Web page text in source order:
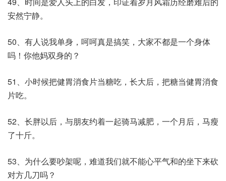
安然宁静。
50、有人说我单身，呵呵真是搞笑，大家不都是一个身体
吗！你他妈双身的？
51、小时候把健胃消食片当糖吃，长大后，把糖当健胃消食
片吃。
52、长胖以后，与朋友约着一起骑马减肥，一个月后，马瘦
了十斤。
53、为什么要吵架呢，难道我们就不能心平气和的坐下来砍
对方几刀吗？